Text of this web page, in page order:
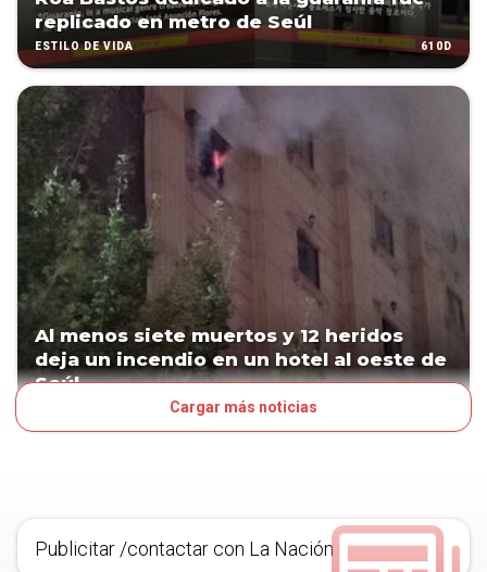
replicado en metro de Seúl
ESTILO DE VIDA 610D
Al menos siete muertos y 12 heridos
deja un incendio en un hotel al oeste de
Seúl
Cargar más noticias
Publicitar /contactar con La Nación